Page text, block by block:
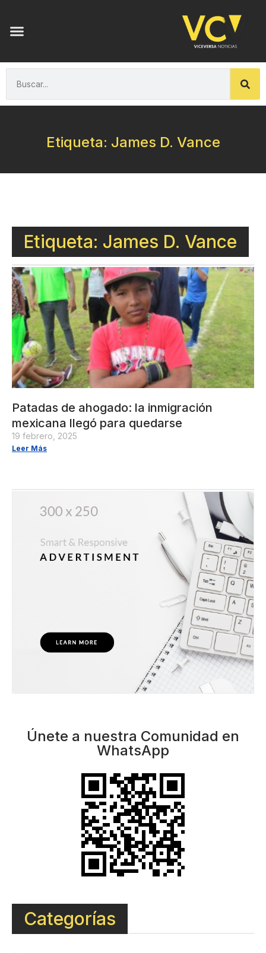
Etiqueta: James D. Vance
Etiqueta: James D. Vance
Patadas de ahogado: la inmigración
mexicana llegó para quedarse
19 febrero, 2025
Leer Más
Únete a nuestra Comunidad en
WhatsApp
Categorías